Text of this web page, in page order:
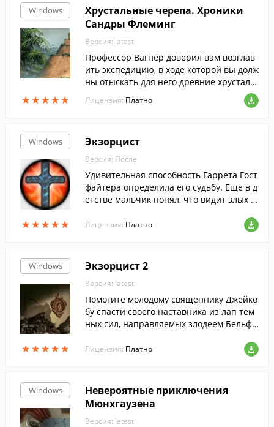
Windows
★★★★★
★★★★★
Хрустальные черепа. Хроники
Сандры Флеминг
Версия: latest
Профессор Вагнер доверил вам возглав
ить экспедицию, в ходе которой вы долж
ны отыскать для него древние хрусталь
Лицензия: Платно
Windows
★★★★★
★★★★★
Экзорцист
Версия: После
Удивительная способность Гаррета Гост
файтера определила его судьбу. Еще в д
етстве мальчик понял, что видит злых д
Лицензия: Платно
Windows
★★★★★
★★★★★
Экзорцист 2
Версия: latest
Помогите молодому священнику Джейко
бу спасти своего наставника из лап тем
ных сил, направляемых злодеем Бельфе
Лицензия: Платно
Windows
Невероятные приключения
Мюнхгаузена
Версия: latest